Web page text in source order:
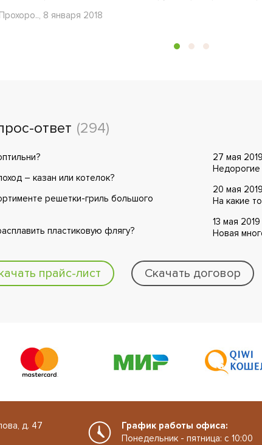
8 января 2018
ответ (294)
– казан или котелок?
решетки-гриль большого
пластиковую флягу?
27 мая 2019
Недорогие
20 мая 2019
На какие
13 мая 2019
Новая
прайс-лист Скачать договор
д. 47
График работы офиса:
Понедельник - пятница: с 10:00